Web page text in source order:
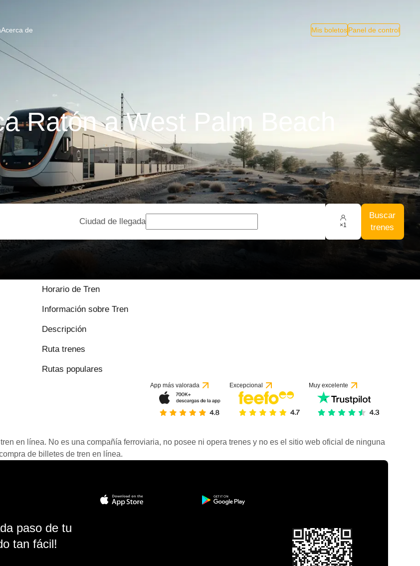
Acerca de Mis boletosPanel de control
Ratón a West Palm Beach
Ciudad de llegada ×1
Buscar
trenes
Horario de Tren
Información sobre Tren
Descripción
Ruta trenes
Rutas populares
App más valorada Excepcional Muy excelente
en línea. No es una compañía ferroviaria, no posee ni opera trenes y no es el sitio web oficial de ninguna
de billetes de tren en línea.
paso de tu
tan fácil!